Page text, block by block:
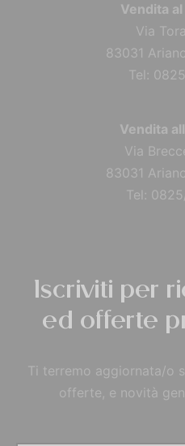
Vendita
Via
83031
Tel:
Vendita
Via
83031
Tel:
Iscriviti per
ed offerte
Ti terremo aggiornata/o
offerte, e novità